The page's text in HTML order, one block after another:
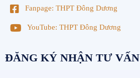
Fanpage: THPT Đông Dương
YouTube: THPT Đông Dương
ĐĂNG KÝ NHẬN TƯ VẤN